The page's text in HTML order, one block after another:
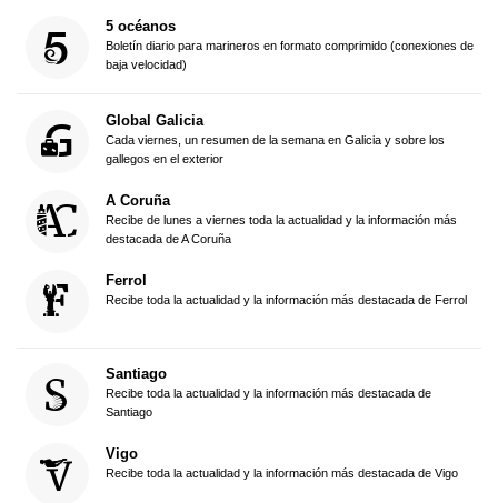
5 océanos
Boletín diario para marineros en formato comprimido (conexiones de
baja velocidad)
Global Galicia
Cada viernes, un resumen de la semana en Galicia y sobre los
gallegos en el exterior
A Coruña
Recibe de lunes a viernes toda la actualidad y la información más
destacada de A Coruña
Ferrol
Recibe toda la actualidad y la información más destacada de Ferrol
Santiago
Recibe toda la actualidad y la información más destacada de
Santiago
Vigo
Recibe toda la actualidad y la información más destacada de Vigo